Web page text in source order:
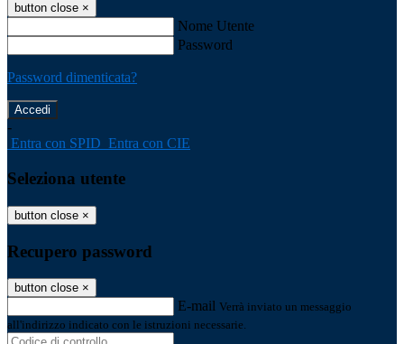
button close ×
Nome Utente
Password
Password dimenticata?
-
Entra con SPID Entra con CIE
Seleziona utente
button close ×
Recupero password
button close ×
E-mail Verrà inviato un messaggio
all'indirizzo indicato con le istruzioni necessarie.